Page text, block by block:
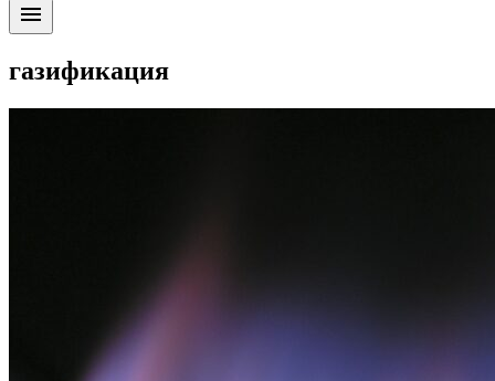
menu
газификация